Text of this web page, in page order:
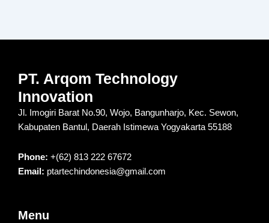
PT. Arqom Technology
Innovation
Jl. Imogiri Barat No.90, Wojo, Bangunharjo, Kec. Sewon,
Kabupaten Bantul, Daerah Istimewa Yogyakarta 55188
Phone: +(62) 813 222 67672
Email: ptartechindonesia@gmail.com
Menu